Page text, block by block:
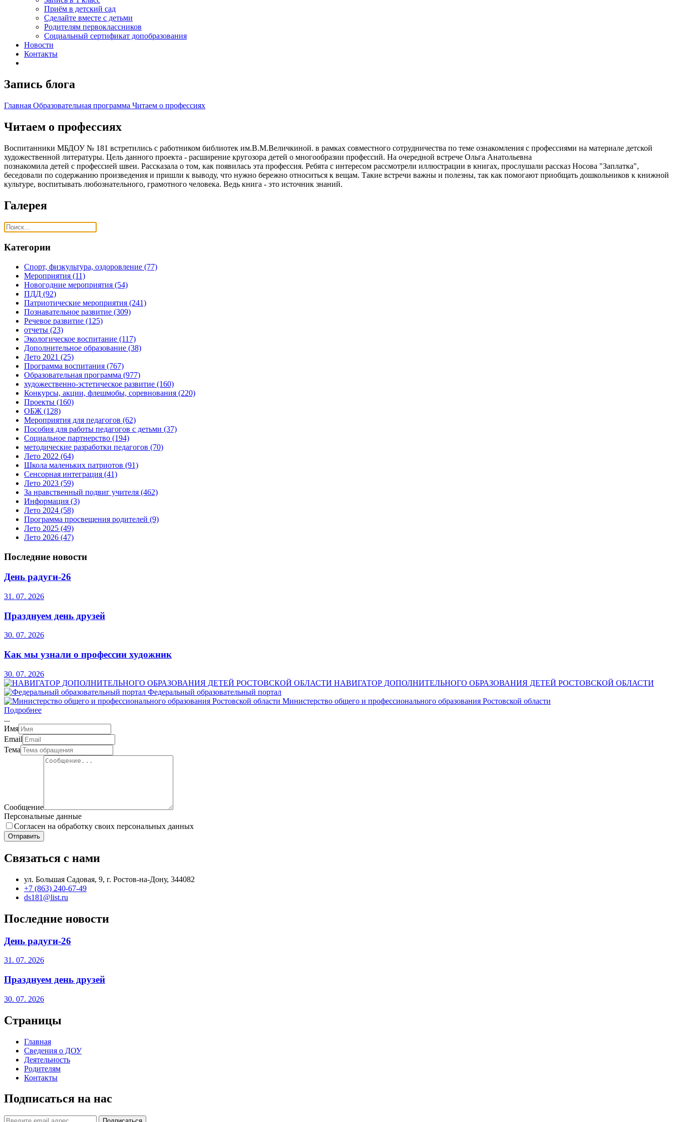
Приём в детский сад
Сделайте вместе с детьми
Родителям первоклассников
Социальный сертификат допобразования
Новости
Контакты
Запись блога
Главная Образовательная программа Читаем о профессиях
Читаем о профессиях
Воспитанники МБДОУ № 181 встретились с работником библиотек им.В.М.Величкиной. в рамках совместного сотрудничества по теме ознакомления с профессиями на материале детской
художественной литературы. Цель данного проекта - расширение кругозора детей о многообразии профессий. На очередной встрече Ольга Анатольевна
познакомила детей с профессией швеи. Рассказала о том, как появилась эта профессия. Ребята с интересом рассмотрели иллюстрации в книгах, прослушали рассказ Носова "Заплатка",
беседовали по содержанию произведения и пришли к выводу, что нужно бережно относиться к вещам. Такие встречи важны и полезны, так как помогают приобщать дошкольников к книжной
культуре, воспитывать любознательного, грамотного человека. Ведь книга - это источник знаний.
Галерея
Категории
Спорт, физкультура, оздоровление (77)
Мероприятия (11)
Новогодние мероприятия (54)
ПДД (92)
Патриотические мероприятия (241)
Познавательное развитие (309)
Речевое развитие (125)
отчеты (23)
Экологическое воспитание (117)
Дополнительное образование (38)
Лето 2021 (25)
Программа воспитания (767)
Образовательная программа (977)
художественно-эстетическое развитие (160)
Конкурсы, акции, флешмобы, соревнования (220)
Проекты (160)
ОБЖ (128)
Мероприятия для педагогов (62)
Пособия для работы педагогов с детьми (37)
Социальное партнерство (194)
методические разработки педагогов (70)
Лето 2022 (64)
Школа маленьких патриотов (91)
Сенсорная интеграция (41)
Лето 2023 (59)
За нравственный подвиг учителя (462)
Информация (3)
Лето 2024 (58)
Программа просвещения родителей (9)
Лето 2025 (49)
Лето 2026 (47)
Последние новости
День радуги-26
31. 07. 2026
Празднуем день друзей
30. 07. 2026
Как мы узнали о профессии художник
30. 07. 2026
НАВИГАТОР ДОПОЛНИТЕЛЬНОГО ОБРАЗОВАНИЯ ДЕТЕЙ РОСТОВСКОЙ ОБЛАСТИ
Федеральный образовательный портал
Министерство общего и профессионального образования Ростовской области
Подробнее
...
Имя
Email
Тема
Сообщение
Персональные данные
Согласен на обработку своих персональных данных
Отправить
Связаться с нами
ул. Большая Садовая, 9, г. Ростов-на-Дону, 344082
+7 (863) 240-67-49
ds181@list.ru
Последние новости
День радуги-26
31. 07. 2026
Празднуем день друзей
30. 07. 2026
Страницы
Главная
Сведения о ДОУ
Деятельность
Родителям
Контакты
Подписаться на нас